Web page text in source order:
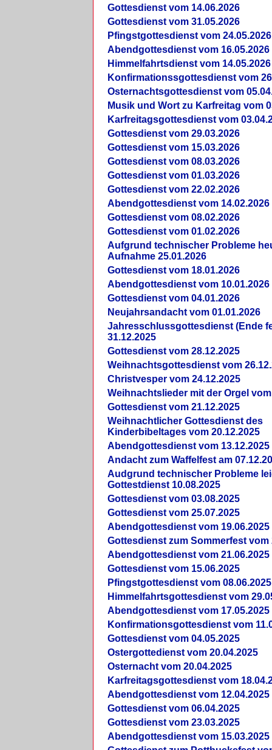
Gottesdienst vom 14.06.2026
Gottesdienst vom 31.05.2026
Pfingstgottesdienst vom 24.05.2026
Abendgottesdienst vom 16.05.2026
Himmelfahrtsdienst vom 14.05.2026
Konfirmationssgottesdienst vom
Osternachtsgottesdienst vom
Musik und Wort zu Karfreitag vom
Karfreitagsgottesdienst vom
Gottesdienst vom 29.03.2026
Gottesdienst vom 15.03.2026
Gottesdienst vom 08.03.2026
Gottesdienst vom 01.03.2026
Gottesdienst vom 22.02.2026
Abendgottesdienst vom 14.02.2026
Gottesdienst vom 08.02.2026
Gottesdienst vom 01.02.2026
Aufgrund technischer Probleme
Aufnahme 25.01.2026
Gottesdienst vom 18.01.2026
Abendgottesdienst vom 10.01.2026
Gottesdienst vom 04.01.2026
Neujahrsandacht vom 01.01.2026
Jahresschlussgottesdienst (Ende
31.12.2025
Gottesdienst vom 28.12.2025
Weihnachtsgottesdienst vom
Christvesper vom 24.12.2025
Weihnachtslieder mit der Orgel vom
Gottesdienst vom 21.12.2025
Weihnachtlicher Gottesdienst des
Kinderbibeltages vom 20.12.2025
Abendgottesdienst vom 13.12.2025
Andacht zum Waffelfest am
Audgrund technischer Probleme
Gottestdienst 10.08.2025
Gottesdienst vom 03.08.2025
Gottesdienst vom 25.07.2025
Abendgottesdienst vom 19.06.2025
Gottesdienst zum Sommerfest vom
Abendgottesdienst vom 21.06.2025
Gottesdienst vom 15.06.2025
Pfingstgottesdienst vom 08.06.2025
Himmelfahrtsgottesdienst vom
Abendgottesdienst vom 17.05.2025
Konfirmationsgottesdienst vom
Gottesdienst vom 04.05.2025
Ostergottedienst vom 20.04.2025
Osternacht vom 20.04.2025
Karfreitagsgottesdienst vom
Abendgottesdienst vom 12.04.2025
Gottesdienst vom 06.04.2025
Gottesdienst vom 23.03.2025
Abendgottesdienst vom 15.03.2025